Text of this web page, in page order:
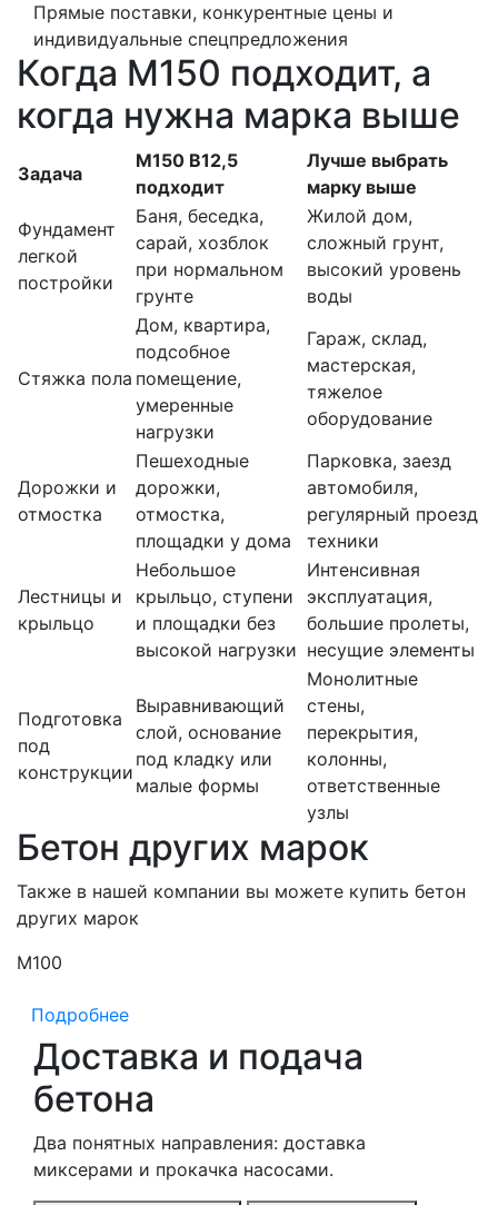
Прямые поставки, конкурентные цены и
индивидуальные спецпредложения
Когда М150 подходит, а
когда нужна марка выше
Задача
М150 В12,5
подходит
Лучше выбрать
марку выше
Фундамент
легкой
постройки
Баня, беседка,
сарай, хозблок
при нормальном
грунте
Жилой дом,
сложный грунт,
высокий уровень
воды
Стяжка пола
Дом, квартира,
подсобное
помещение,
умеренные
нагрузки
Гараж, склад,
мастерская,
тяжелое
оборудование
Дорожки и
отмостка
Пешеходные
дорожки,
отмостка,
площадки у дома
Парковка, заезд
автомобиля,
регулярный проезд
техники
Лестницы и
крыльцо
Небольшое
крыльцо, ступени
и площадки без
высокой нагрузки
Интенсивная
эксплуатация,
большие пролеты,
несущие элементы
Подготовка
под
конструкции
Выравнивающий
слой, основание
под кладку или
малые формы
Монолитные
стены,
перекрытия,
колонны,
ответственные
узлы
Бетон других марок
Также в нашей компании вы можете купить бетон
других марок
М100
Подробнее
Доставка и подача
бетона
Два понятных направления: доставка
миксерами и прокачка насосами.